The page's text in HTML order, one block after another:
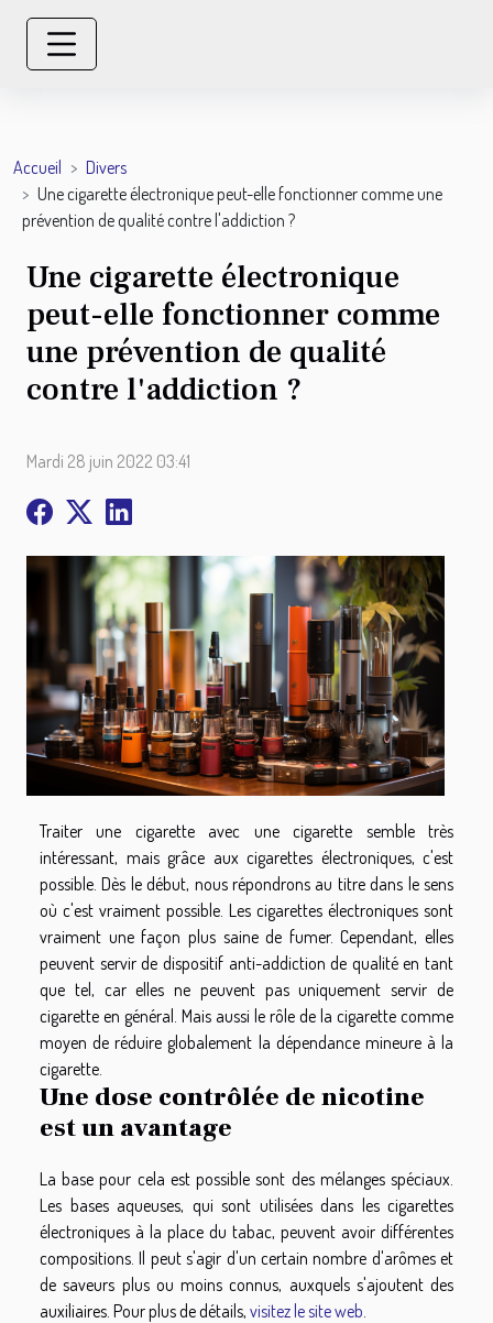
Accueil
Divers
Une cigarette électronique peut-elle fonctionner comme une
prévention de qualité contre l'addiction ?
Une cigarette électronique
peut-elle fonctionner comme
une prévention de qualité
contre l'addiction ?
Mardi 28 juin 2022 03:41
Traiter une cigarette avec une cigarette semble très
intéressant, mais grâce aux cigarettes électroniques, c'est
possible. Dès le début, nous répondrons au titre dans le sens
où c'est vraiment possible. Les cigarettes électroniques sont
vraiment une façon plus saine de fumer. Cependant, elles
peuvent servir de dispositif anti-addiction de qualité en tant
que tel, car elles ne peuvent pas uniquement servir de
cigarette en général. Mais aussi le rôle de la cigarette comme
moyen de réduire globalement la dépendance mineure à la
cigarette.
Une dose contrôlée de nicotine
est un avantage
La base pour cela est possible sont des mélanges spéciaux.
Les bases aqueuses, qui sont utilisées dans les cigarettes
électroniques à la place du tabac, peuvent avoir différentes
compositions. Il peut s'agir d'un certain nombre d'arômes et
de saveurs plus ou moins connus, auxquels s'ajoutent des
auxiliaires. Pour plus de détails, visitez le site web